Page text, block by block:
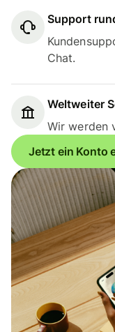
Support
Chat.
Weltweiter
Wir werden
Jetzt ein Konto